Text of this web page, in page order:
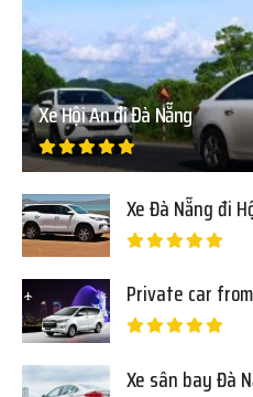
Xe Hội An đi Đà Nẵng
Xe Đà Nẵng đi
Private car
Xe sân bay Đà